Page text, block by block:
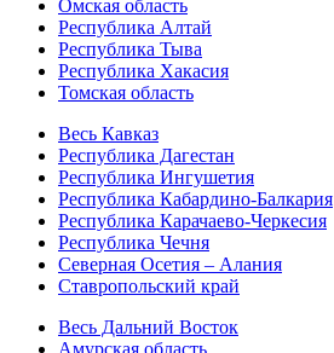
Омская область
Республика Алтай
Республика Тыва
Республика Хакасия
Томская область
Весь Кавказ
Республика Дагестан
Республика Ингушетия
Республика Кабардино-Балкария
Республика Карачаево-Черкесия
Республика Чечня
Северная Осетия – Алания
Ставропольский край
Весь Дальний Восток
Амурская область